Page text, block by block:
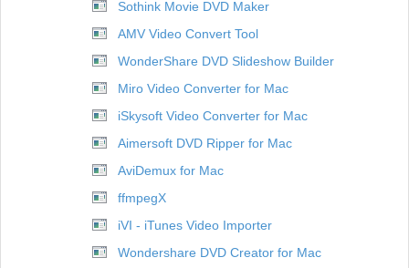
Sothink Movie DVD Maker
AMV Video Convert Tool
WonderShare DVD Slideshow Builder
Miro Video Converter for Mac
iSkysoft Video Converter for Mac
Aimersoft DVD Ripper for Mac
AviDemux for Mac
ffmpegX
iVI - iTunes Video Importer
Wondershare DVD Creator for Mac